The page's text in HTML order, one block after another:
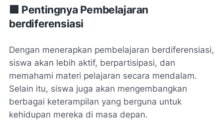
🟪 Pentingnya Pembelajaran
berdiferensiasi
Dengan menerapkan pembelajaran berdiferensiasi,
siswa akan lebih aktif, berpartisipasi, dan
memahami materi pelajaran secara mendalam.
Selain itu, siswa juga akan mengembangkan
berbagai keterampilan yang berguna untuk
kehidupan mereka di masa depan.